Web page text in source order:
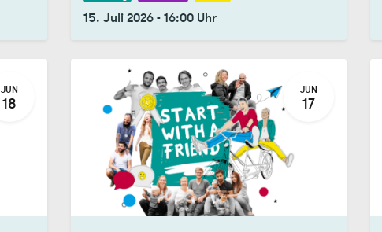
15. Juli 2026-16:00 Uhr
JUN
18
JUN
17